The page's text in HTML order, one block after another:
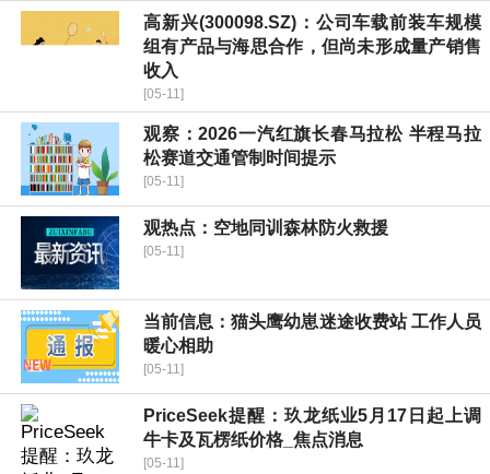
高新兴(300098.SZ)：公司车载前装车规模
组有产品与海思合作，但尚未形成量产销售
收入
[05-11]
观察：2026一汽红旗长春马拉松 半程马拉
松赛道交通管制时间提示
[05-11]
观热点：空地同训森林防火救援
[05-11]
当前信息：猫头鹰幼崽迷途收费站 工作人员
暖心相助
[05-11]
PriceSeek提醒：玖龙纸业5月17日起上调
牛卡及瓦楞纸价格_焦点消息
[05-11]